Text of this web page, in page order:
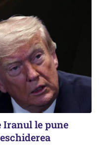
Iranul le pune